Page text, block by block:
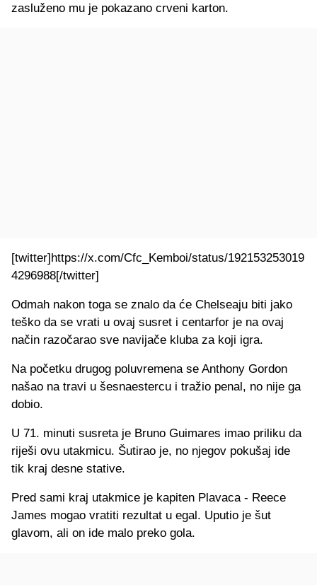
zasluženo mu je pokazano crveni karton.
[twitter]https://x.com/Cfc_Kemboi/status/192153253019
4296988[/twitter]
Odmah nakon toga se znalo da će Chelseaju biti jako
teško da se vrati u ovaj susret i centarfor je na ovaj
način razočarao sve navijače kluba za koji igra.
Na početku drugog poluvremena se Anthony Gordon
našao na travi u šesnaestercu i tražio penal, no nije ga
dobio.
U 71. minuti susreta je Bruno Guimares imao priliku da
riješi ovu utakmicu. Šutirao je, no njegov pokušaj ide
tik kraj desne stative.
Pred sami kraj utakmice je kapiten Plavaca - Reece
James mogao vratiti rezultat u egal. Uputio je šut
glavom, ali on ide malo preko gola.